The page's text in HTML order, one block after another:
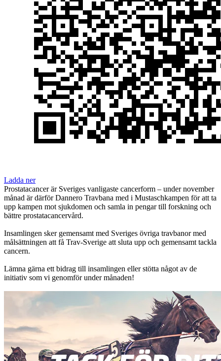
Ladda ner
Prostatacancer är Sveriges vanligaste cancerform – under november
månad är därför Dannero Travbana med i Mustaschkampen för att ta
upp kampen mot sjukdomen och samla in pengar till forskning och
bättre prostatacancervård.
Insamlingen sker gemensamt med Sveriges övriga travbanor med
målsättningen att få Trav-Sverige att sluta upp och gemensamt tackla
cancern.
Lämna gärna ett bidrag till insamlingen eller stötta något av de
initiativ som vi genomför under månaden!